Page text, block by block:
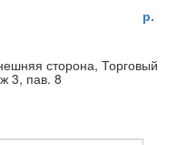
р.
сторона, Торговый
3, пав. 8